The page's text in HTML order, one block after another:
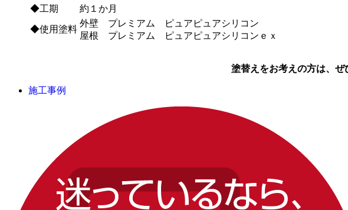
◆工期
約１か月
◆使用塗料
外壁 プレミアム ピュアピュアシリコン
屋根 プレミアム ピュアピュアシリコンｅｘ
塗替えをお考えの方は、
施工事例